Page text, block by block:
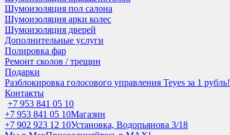
Шумоизоляция пол салона
Шумоизоляция арки колес
Шумоизоляция дверей
Дополнительные услуги
Полировка фар
Ремонт сколов / трещин
Подарки
Разблокировка голосового управления Teyes за 1 рубль!
Контакты
+7 953 841 05 10
+7 953 841 05 10Магазин
+7 902 923 12 10Установка, Водопьянова 3/18